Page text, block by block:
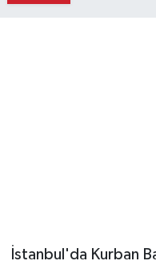
İstanbul'da Kurban
Seri İlan